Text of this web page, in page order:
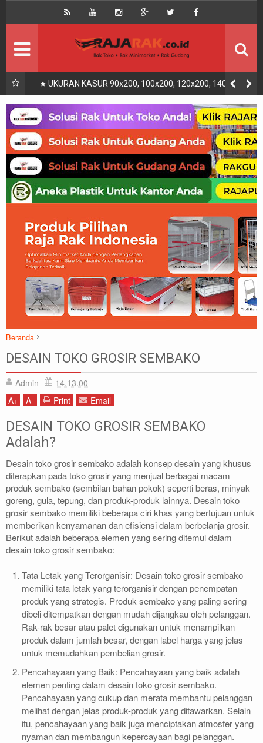
REGRESI LOGISTIK ADALAH | PENGERTIAN, JENIS,
SYARAT UJI DAN CONTOH
Beranda
Artikel
BISNIS SEMBAKO
DESAIN TOKO
DESAIN TOKO GROSIR SEMBAKO
Admin
14.13.00
A+ A- Print Email
DESAIN TOKO GROSIR SEMBAKO
Adalah?
Desain toko grosir sembako adalah konsep desain yang khusus
diterapkan pada toko grosir yang menjual berbagai macam
produk sembako (sembilan bahan pokok) seperti beras, minyak
goreng, gula, tepung, dan produk-produk lainnya. Desain toko
grosir sembako memiliki beberapa ciri khas yang bertujuan untuk
memberikan kenyamanan dan efisiensi dalam berbelanja grosir.
Berikut adalah beberapa elemen yang sering ditemui dalam
desain toko grosir sembako:
Tata Letak yang Terorganisir: Desain toko grosir sembako
memiliki tata letak yang terorganisir dengan penempatan
produk yang strategis. Produk sembako yang paling sering
dibeli ditempatkan dengan mudah dijangkau oleh pelanggan.
Rak-rak besar atau palet digunakan untuk menampilkan
produk dalam jumlah besar, dengan label harga yang jelas
untuk memudahkan pembelian grosir.
Pencahayaan yang Baik: Pencahayaan yang baik adalah
elemen penting dalam desain toko grosir sembako.
Pencahayaan yang cukup dan merata membantu pelanggan
melihat dengan jelas produk-produk yang ditawarkan. Selain
itu, pencahayaan yang baik juga menciptakan atmosfer yang
nyaman dan membangun kepercayaan bagi pelanggan.
Beranda
Kontak About Us
Rak Gudang Rak besi/Rak pallet
Rak Minimarket Supermarket
Produk Lain Peralatan Toko Dll
Artikel Retail & Logistik